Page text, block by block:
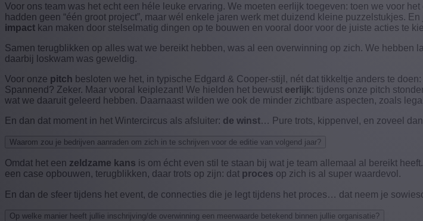
Voor ons team was het echt een héle leuke ervaring. We moeten eerlijk toegeven: toen we voor
hadden geen “één groot project”, maar wél enkele jaren werk met duizend kleine puzzelstukjes.
impact kan maken door stelselmatig dingen op te bouwen en vooral door voor de juiste acties te
Samen terugblikken op alles wat we bereikt hebben, was al een overwinning op zich. We
daarbij loskwam was geweldig.
Voor onze pitch besloten we het, in typische Edgard & Cooper-stijl, nét dat tikkeltje anders te
Spannend? Zeker. Maar vooral keiplezant! We hielden het bewust eerlijk: tijdens onze pitch
wat we daaruit geleerd hebben. Daarnaast wilden we ook de minder zichtbare aspecten, zoals
En dan dat moment in het Wintercircus als afsluiter: de winst… Pure trots, kippenvel, en zoveel
Waarom zou je bedrijven aanraden om zich in te schrijven voor de editie van volgend jaar?
Omdat het een zeldzame kans is om écht even stil te staan bij wat je team allemaal al bereikt
een case opbouwen, terugblikken, daar trots op zijn: dat proces op zich is al super waardevol.
En dan de sfeer tijdens het event, de connecties die je legt tijdens het proces… dat neem je
Op welke manier heeft jullie inschrijving/de overwinning een meerwaarde betekend binnen jullie organisatie?